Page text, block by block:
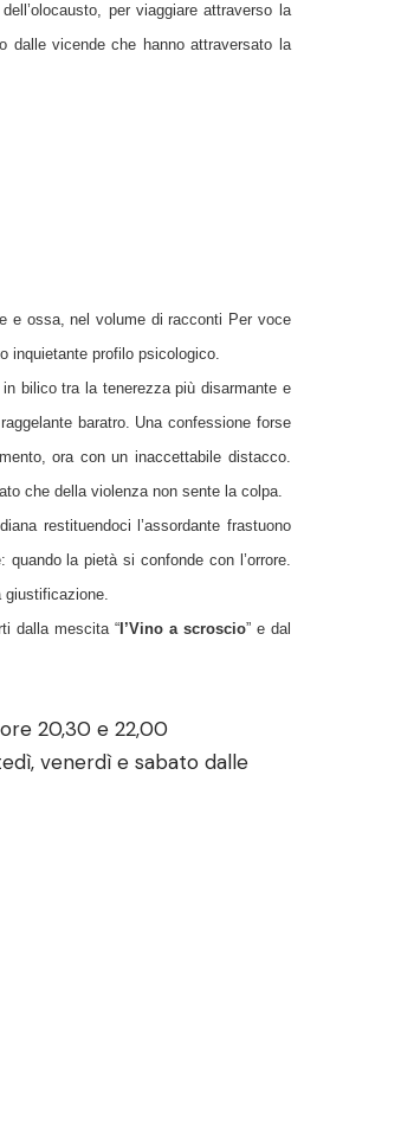
per viaggiare attraverso la
dalle vicende che hanno attraversato la
e ossa, nel volume di racconti Per voce
inquietante profilo psicologico.
bilico tra la tenerezza più disarmante e
baratro. Una confessione forse
ora con un inaccettabile distacco.
che della violenza non sente la colpa.
restituendoci l’assordante frastuono
la pietà si confonde con l’orrore.
giustificazione.
dalla mescita “ I’Vino a scroscio” e dal
20,30 e 22,00
venerdì e sabato dalle